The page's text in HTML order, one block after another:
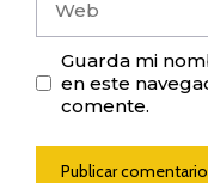
Guarda mi
en este
comente.